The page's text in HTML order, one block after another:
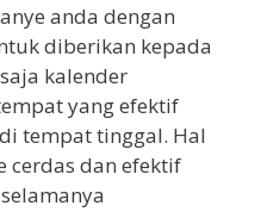
anda dengan
diberikan kepada
kalender
yang efektif
tempat tinggal. Hal
cerdas dan efektif